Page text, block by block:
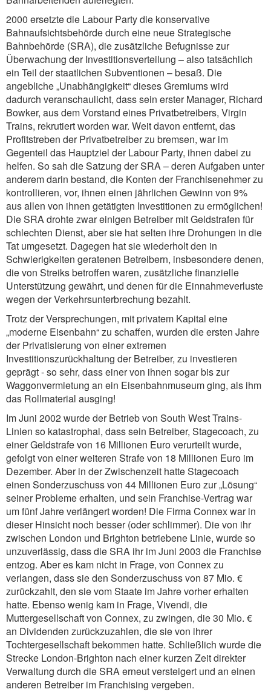
2000 ersetzte die Labour Party die konservative
Bahnaufsichtsbehörde durch eine neue Strategische
Bahnbehörde (SRA), die zusätzliche Befugnisse zur
Überwachung der Investitionsverteilung – also tatsächlich
ein Teil der staatlichen Subventionen – besaß. Die
angebliche „Unabhängigkeit“ dieses Gremiums wird
dadurch veranschaulicht, dass sein erster Manager, Richard
Bowker, aus dem Vorstand eines Privatbetreibers, Virgin
Trains, rekrutiert worden war. Weit davon entfernt, das
Profitstreben der Privatbetreiber zu bremsen, war im
Gegenteil das Hauptziel der Labour Party, ihnen dabei zu
helfen. So sah die Satzung der SRA – deren Aufgaben unter
anderem darin bestand, die Konten der Franchisenehmer zu
kontrollieren, vor, ihnen einen jährlichen Gewinn von 9%
aus allen von ihnen getätigten Investitionen zu ermöglichen!
Die SRA drohte zwar einigen Betreiber mit Geldstrafen für
schlechten Dienst, aber sie hat selten ihre Drohungen in die
Tat umgesetzt. Dagegen hat sie wiederholt den in
Schwierigkeiten geratenen Betreibern, insbesondere denen,
die von Streiks betroffen waren, zusätzliche finanzielle
Unterstützung gewährt, und denen für die Einnahmeverluste
wegen der Verkehrsunterbrechung bezahlt.
Trotz der Versprechungen, mit privatem Kapital eine
„moderne Eisenbahn“ zu schaffen, wurden die ersten Jahre
der Privatisierung von einer extremen
Investitionszurückhaltung der Betreiber, zu investieren
geprägt - so sehr, dass einer von ihnen sogar bis zur
Waggonvermietung an ein Eisenbahnmuseum ging, als ihm
das Rollmaterial ausging!
Im Juni 2002 wurde der Betrieb von South West Trains-
Linien so katastrophal, dass sein Betreiber, Stagecoach, zu
einer Geldstrafe von 16 Millionen Euro verurteilt wurde,
gefolgt von einer weiteren Strafe von 18 Millionen Euro im
Dezember. Aber in der Zwischenzeit hatte Stagecoach
einen Sonderzuschuss von 44 Millionen Euro zur „Lösung“
seiner Probleme erhalten, und sein Franchise-Vertrag war
um fünf Jahre verlängert worden! Die Firma Connex war in
dieser Hinsicht noch besser (oder schlimmer). Die von ihr
zwischen London und Brighton betriebene Linie, wurde so
unzuverlässig, dass die SRA ihr im Juni 2003 die Franchise
entzog. Aber es kam nicht in Frage, von Connex zu
verlangen, dass sie den Sonderzuschuss von 87 Mio. €
zurückzahlt, den sie vom Staate im Jahre vorher erhalten
hatte. Ebenso wenig kam in Frage, Vivendi, die
Muttergesellschaft von Connex, zu zwingen, die 30 Mio. €
an Dividenden zurückzuzahlen, die sie von ihrer
Tochtergesellschaft bekommen hatte. Schließlich wurde die
Strecke London-Brighton nach einer kurzen Zeit direkter
Verwaltung durch die SRA erneut versteigert und an einen
anderen Betreiber im Franchising vergeben.